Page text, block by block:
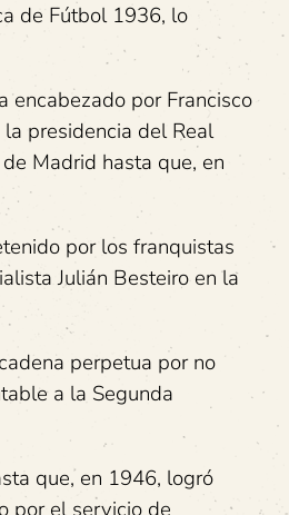
de Fútbol 1936, lo
encabezado por Francisco
presidencia del Real
Madrid hasta que, en
por los franquistas
Julián Besteiro en la
perpetua por no
a la Segunda
que, en 1946, logró